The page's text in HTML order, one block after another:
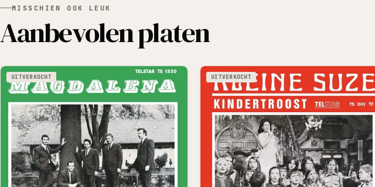
MISSCHIEN OOK LEUK
Aanbevolen platen
UITVERKOCHT UITVERKOCHT